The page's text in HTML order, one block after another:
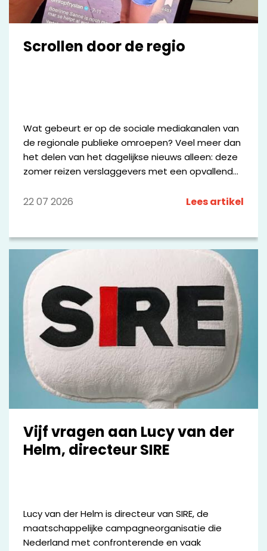
Scrollen door de regio
Wat gebeurt er op de sociale mediakanalen van
de regionale publieke omroepen? Veel meer dan
het delen van het dagelijkse nieuws alleen: deze
zomer reizen verslaggevers met een opvallende
beoordeeld alsof het sterrenrestaurants zijn en
wat de omroepen online maken.
22 07 2026 Lees artikel
Vijf vragen aan Lucy van der
Helm, directeur SIRE
Lucy van der Helm is directeur van SIRE, de
maatschappelijke campagneorganisatie die
Nederland met confronterende en vaak